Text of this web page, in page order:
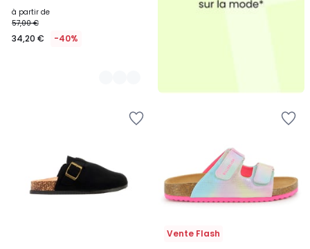
à partir de
57,00 €
34,20 € -40%
Vente Flash